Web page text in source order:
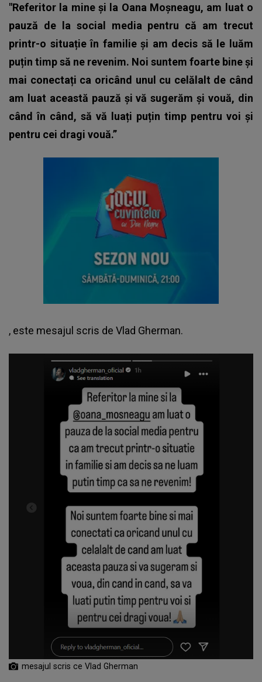
"Referitor la mine și la Oana Moșneagu, am luat o
pauză de la social media pentru că am trecut
printr-o situație în familie și am decis să le luăm
puțin timp să ne revenim. Noi suntem foarte bine și
mai conectați ca oricând unul cu celălalt de când
am luat această pauză și vă sugerăm și vouă, din
când în când, să vă luați puțin timp pentru voi și
pentru cei dragi vouă.”
, este mesajul scris de Vlad Gherman.
mesajul scris ce Vlad Gherman